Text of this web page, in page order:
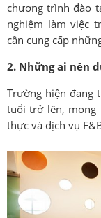
chương trình đào
nghiệm làm việc
cần cung cấp
2. Những ai nên
Trường hiện đang
tuổi trở lên, mong
thực và dịch vụ